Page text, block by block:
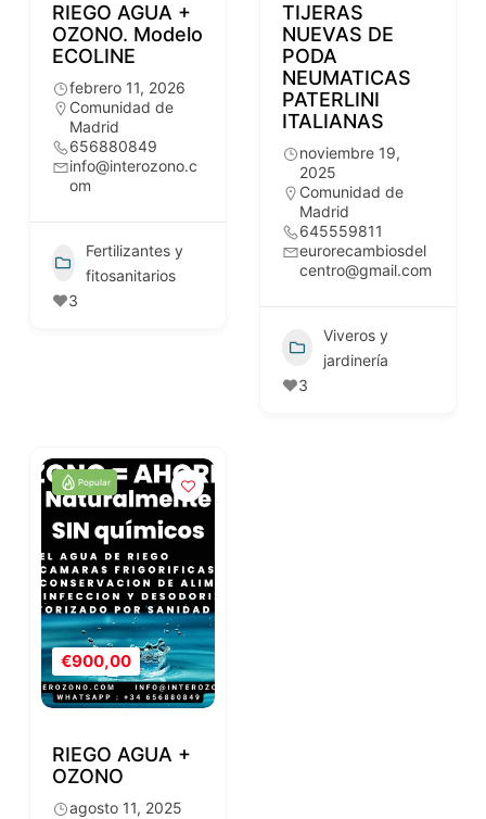
RIEGO AGUA +
OZONO. Modelo
ECOLINE
febrero 11, 2026
Comunidad de
Madrid
656880849
info@interozono.c
om
Fertilizantes y
fitosanitarios
3
TIJERAS
NUEVAS DE
PODA
NEUMATICAS
PATERLINI
ITALIANAS
noviembre 19,
2025
Comunidad de
Madrid
645559811
eurorecambiosdel
centro@gmail.com
Viveros y
jardinería
3
Popular
€900,00
RIEGO AGUA +
OZONO
agosto 11, 2025